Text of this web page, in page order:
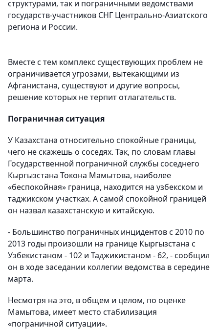
структурами, так и пограничными ведомствами
государств-участников СНГ Центрально-Азиатского
региона и России.
Вместе с тем комплекс существующих проблем не
ограничивается угрозами, вытекающими из
Афганистана, существуют и другие вопросы,
решение которых не терпит отлагательств.
Пограничная ситуация
У Казахстана относительно спокойные границы,
чего не скажешь о соседях. Так, по словам главы
Государственной пограничной службы соседнего
Кыргызстана Токона Мамытова, наиболее
«беспокойная» граница, находится на узбекском и
таджикском участках. А самой спокойной границей
он назвал казахстанскую и китайскую.
- Большинство пограничных инцидентов с 2010 по
2013 годы произошли на границе Кыргызстана с
Узбекистаном - 102 и Таджикистаном - 62, - сообщил
он в ходе заседании коллегии ведомства в середине
марта.
Несмотря на это, в общем и целом, по оценке
Мамытова, имеет место стабилизация
«пограничной ситуации».